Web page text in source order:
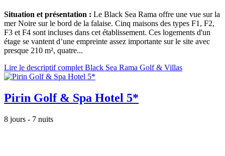
Situation et présentation : Le Black Sea Rama offre une vue sur la
mer Noire sur le bord de la falaise. Cinq maisons des types F1, F2,
F3 et F4 sont incluses dans cet établissement. Ces logements d'un
étage se vantent d’une empreinte assez importante sur le site avec
presque 210 m², quatre...
Lire le descriptif complet Black Sea Rama Golf & Villas
Pirin Golf & Spa Hotel 5*
8 jours - 7 nuits